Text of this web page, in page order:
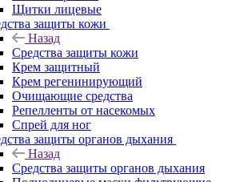
Щитки лицевые
защиты кожи
Назад
Средства защиты кожи
Крем защитный
Крем регенинирующий
Очищающие средства
Репелленты от насекомых
Спрей для ног
защиты органов дыхания
Назад
Средства защиты органов дыхания